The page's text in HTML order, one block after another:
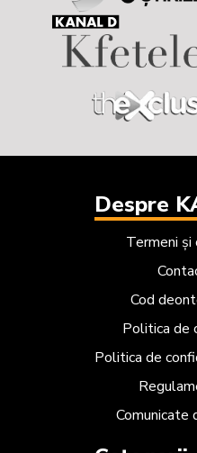
Despre
Termeni și
Cod
Politica de
Politica de
Comunicate